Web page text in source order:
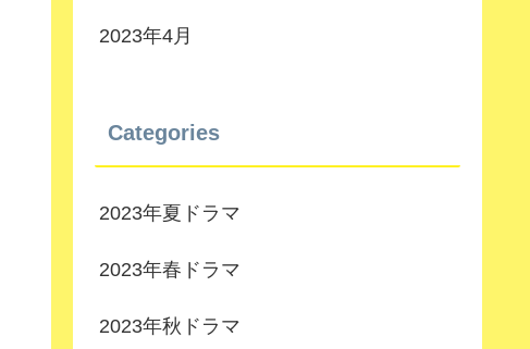
2023年4月
Categories
2023年夏ドラマ
2023年春ドラマ
2023年秋ドラマ